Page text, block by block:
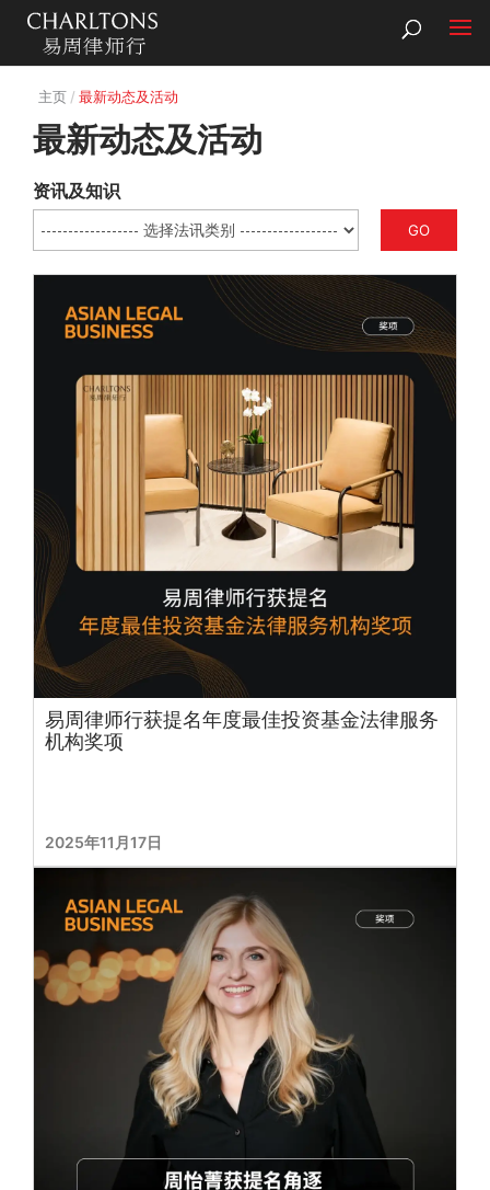
主页 最新动态及活动
最新动态及活动
资讯及知识
GO
易周律师行获提名年度最佳投资基金法律服务
机构奖项
2025年11月17日